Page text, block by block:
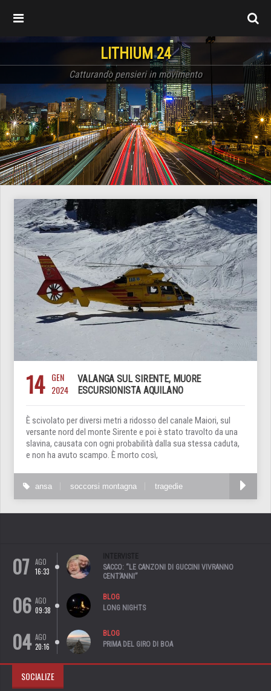
LITHIUM 24
Catturando pensieri in movimento
14 GEN
2024
VALANGA SUL SIRENTE, MUORE
ESCURSIONISTA AQUILANO
È scivolato per diversi metri a ridosso del canale Maiori, sul
versante nord del monte Sirente e poi è stato travolto da una
slavina, causata con ogni probabilità dalla sua stessa caduta,
e non ha avuto scampo. È morto così,
ansa soccorsi montagna tragedie
07
AGO
16:33
INTERVISTE
SACCO: “LE CANZONI DI GUCCINI VIVRANNO
CENT’ANNI”
06 AGO
09:38
BLOG
LONG NIGHTS
04 AGO
20:16
BLOG
PRIMA DEL GIRO DI BOA
SOCIALIZE